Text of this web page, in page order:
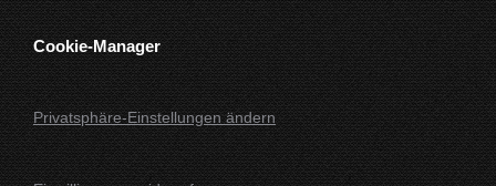
Cookie-Manager
Privatsphäre-Einstellungen ändern